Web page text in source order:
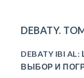
DEBATY.
DEBATY IBI
ВЫБОР И